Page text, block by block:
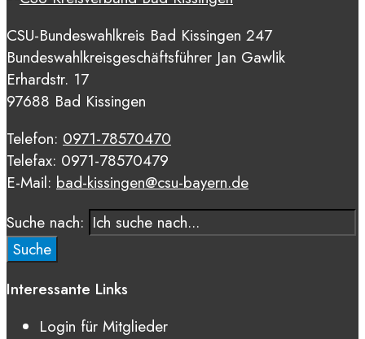
CSU-Bundeswahlkreis Bad Kissingen 247
Bundeswahlkreisgeschäftsführer Jan Gawlik
Erhardstr. 17
97688 Bad Kissingen
Telefon: 0971-78570470
Telefax: 0971-78570479
E-Mail: bad-kissingen@csu-bayern.de
Suche nach:
Suche
Interessante Links
Login für Mitglieder